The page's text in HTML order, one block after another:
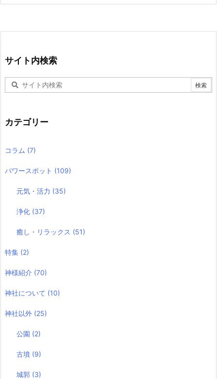
サイト内検索
カテゴリー
コラム (7)
パワースポット (109)
元気・活力 (35)
浄化 (37)
癒し・リラックス (51)
特集 (2)
神様紹介 (70)
神社について (10)
神社以外 (25)
公園 (2)
古墳 (9)
城郭 (3)